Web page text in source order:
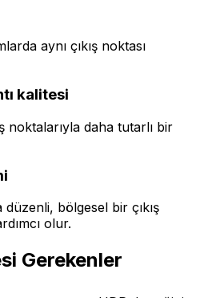
aynı çıkış noktası
kalitesi
noktalarıyla daha tutarlı bir
bölgesel bir çıkış
olur.
Gerekenler